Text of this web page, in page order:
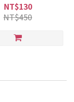
NT$130
NT$450